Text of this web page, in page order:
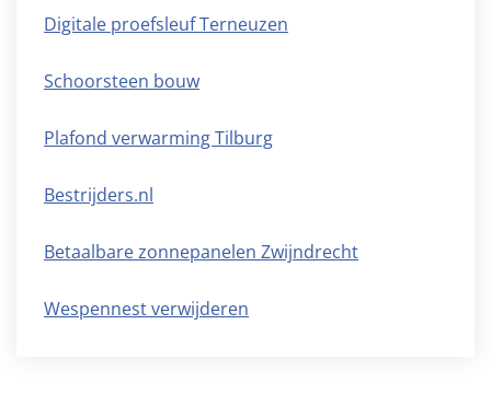
Digitale proefsleuf Terneuzen
Schoorsteen bouw
Plafond verwarming Tilburg
Bestrijders.nl
Betaalbare zonnepanelen Zwijndrecht
Wespennest verwijderen